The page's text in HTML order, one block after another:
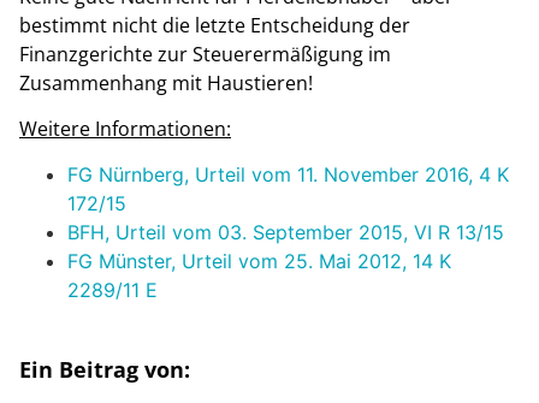
bestimmt nicht die letzte Entscheidung der
Finanzgerichte zur Steuerermäßigung im
Zusammenhang mit Haustieren!
Weitere Informationen:
FG Nürnberg, Urteil vom 11. November 2016, 4 K
172/15
BFH, Urteil vom 03. September 2015, VI R 13/15
FG Münster, Urteil vom 25. Mai 2012, 14 K
2289/11 E
Ein Beitrag von: